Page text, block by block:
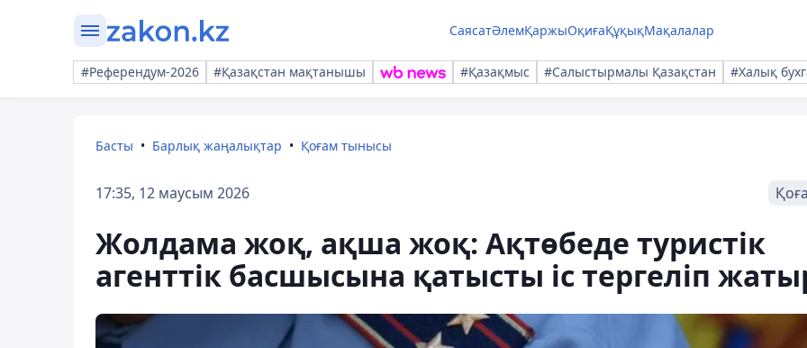
СаясатӘлемҚаржыОқиғаҚұқықМақалалар
#Референдум-2026 #Қазақстан мақтанышы #Қазақмыс #Салыстырмалы Қазақстан #Халық
Басты Барлық жаңалықтар Қоғам тынысы
17:35, 12 маусым 2026
Жолдама жоқ, ақша жоқ: Ақтөбеде туристік
агенттік басшысына қатысты іс тергеліп